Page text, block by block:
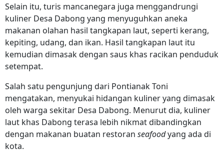
Selain itu, turis mancanegara juga menggandrungi
kuliner Desa Dabong yang menyuguhkan aneka
makanan olahan hasil tangkapan laut, seperti kerang,
kepiting, udang, dan ikan. Hasil tangkapan laut itu
kemudian dimasak dengan saus khas racikan penduduk
setempat.
Salah satu pengunjung dari Pontianak Toni
mengatakan, menyukai hidangan kuliner yang dimasak
oleh warga sekitar Desa Dabong. Menurut dia, kuliner
laut khas Dabong terasa lebih nikmat dibandingkan
dengan makanan buatan restoran seafoodyang ada di
kota.